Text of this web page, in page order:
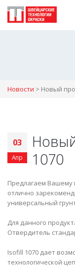
Новости > Новый
03
Апр
1070
Предлагаем
отлично
универсальный
Для данного
Отвердитель
Isofill 1070 дает
технологической